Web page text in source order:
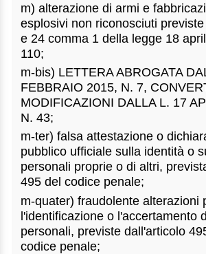
m) alterazione di armi e
esplosivi non riconosciuti
e 24 comma 1 della legge 18
110;
m-bis) LETTERA ABROGATA
FEBBRAIO 2015, N. 7,
MODIFICAZIONI DALLA L. 17
N. 43;
m-ter) falsa attestazione o
pubblico ufficiale sulla identità o
personali proprie o di altri,
495 del codice penale;
m-quater) fraudolente alterazioni
l'identificazione o l'accertamento
personali, previste dall'articolo
codice penale;